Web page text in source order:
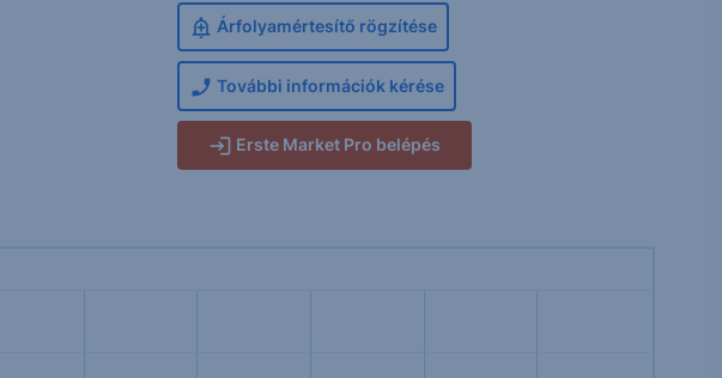
Árfolyamértesítő rögzítése
További információk kérése
Erste Market Pro belépés